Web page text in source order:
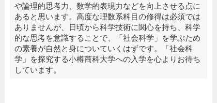
や論理的思考力、数学的表現力などを向上させる点に
あると思います。高度な理数系科目の修得は必須では
ありませんが、日頃から科学技術に関心を持ち、科学
的な思考を意識することで、「社会科学」を学ぶため
の素養が自然と身についていくはずです。「社会科
学」を探究する小樽商科大学への入学を心よりお待ち
しています。